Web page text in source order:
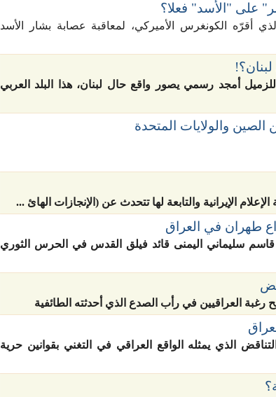
على "الأسد" فعلا؟
أقرّه الكونغرس الأميركي، لمعاقبة عصابة بشار الأسد
للزميل أمجد رسمي يصور واقع حال لبنان، هذا البلد العربي
الصين والولايات المتحدة
الإيرانية والتابعة لها تتحدث عن (الإنجازات الهائ ...
طهران في العراق
قاسم سليماني اليمنى قائد فيلق القدس في الحرس الثوري
العراقيين في رأب الصدع الذي أحدثته الطائفية
الذي يمثله الواقع العراقي في التغني بقوانين حرية